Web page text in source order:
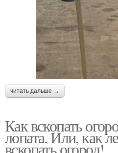
читать дальше →
Как вскопать
лопата. Или, как
вскопать огород!